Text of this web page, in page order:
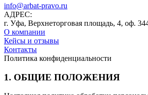
info@arbat-pravo.ru
АДРЕС:
г. Уфа, Верхнеторговая площадь, 4, оф.
О компании
Кейсы и отзывы
Контакты
Политика конфиденциальности
1. ОБЩИЕ ПОЛОЖЕНИЯ